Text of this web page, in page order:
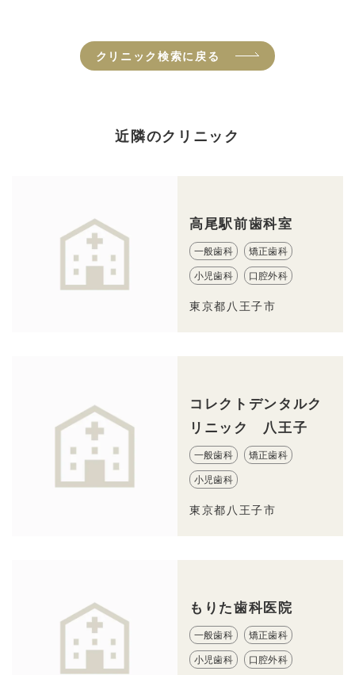
クリニック検索に戻る
近隣のクリニック
高尾駅前歯科室
一般歯科 矯正歯科
小児歯科 口腔外科
東京都八王子市
コレクトデンタルク
リニック 八王子
一般歯科 矯正歯科
小児歯科
東京都八王子市
もりた歯科医院
一般歯科 矯正歯科
小児歯科 口腔外科